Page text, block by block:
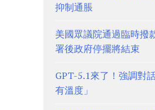
抑制通脹
美國眾議院通過臨時
署後政府停擺將結束
GPT-5.1來了！強調對
有溫度」